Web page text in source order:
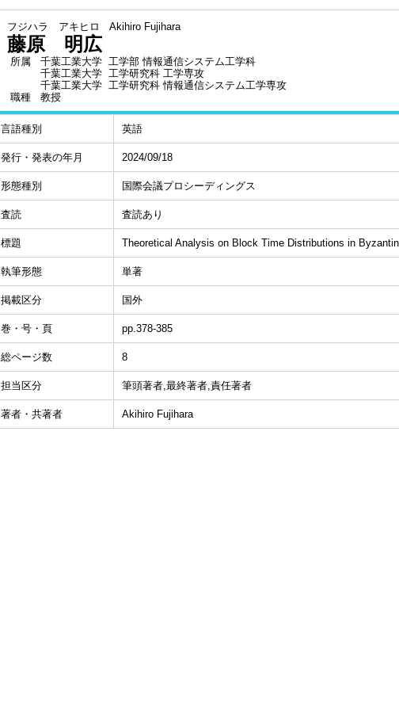
フジハラ アキヒロ Akihiro Fujihara
藤原 明広
所属
千葉工業大学 工学部 情報通信システム工学科
千葉工業大学 工学研究科 工学専攻
千葉工業大学 工学研究科 情報通信システム工学専攻
職種
教授
言語種別 英語
発行・発表の年月 2024/09/18
形態種別 国際会議プロシーディングス
査読 査読あり
標題 Theoretical Analysis on Block Time Distributions in
執筆形態 単著
掲載区分 国外
巻・号・頁 pp.378-385
総ページ数 8
担当区分 筆頭著者,最終著者,責任著者
著者・共著者 Akihiro Fujihara